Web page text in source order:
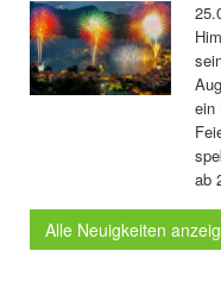
ein
ab
Alle Neuigkeiten